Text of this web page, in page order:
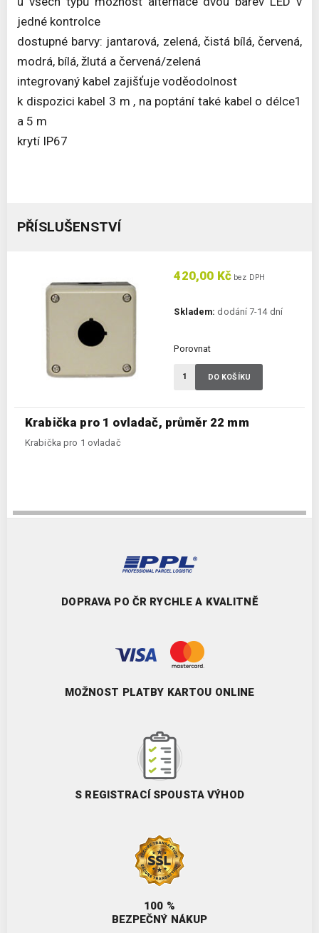
jedné kontrolce
dostupné barvy: jantarová, zelená, čistá bílá, červená,
modrá, bílá, žlutá a červená/zelená
integrovaný kabel zajišťuje voděodolnost
k dispozici kabel 3 m , na poptání také kabel o délce1
a 5 m
krytí IP67
PŘÍSLUŠENSTVÍ
Krabička pro 1 ovladač, průměr 22 mm
Krabička pro 1 ovladač
420,00 Kč bez DPH
Skladem: dodání 7-14 dní
Porovnat
DO KOŠÍKU
DOPRAVA PO ČR RYCHLE A KVALITNĚ
MOŽNOST PLATBY KARTOU ONLINE
S REGISTRACÍ SPOUSTA VÝHOD
100 %
BEZPEČNÝ NÁKUP